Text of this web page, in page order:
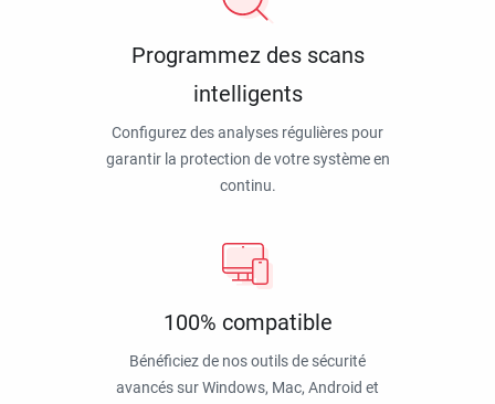
Programmez des scans
intelligents
Configurez des analyses régulières pour
garantir la protection de votre système en
continu.
100% compatible
Bénéficiez de nos outils de sécurité
avancés sur Windows, Mac, Android et